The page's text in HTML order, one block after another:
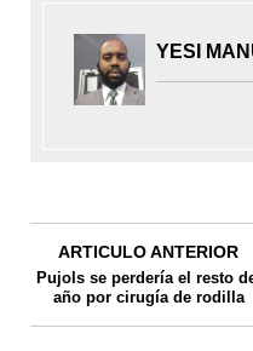
YESI
ARTICULO ANTERIOR
Pujols se perdería el resto
año por cirugía de rodilla